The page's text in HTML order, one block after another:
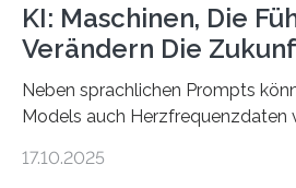
KI: Maschinen, Die
Verändern Die
Neben sprachlichen Prompts
Models auch Herzfrequenzdaten
haben Dr. Morris Gellisch, ehemals
17.10.2025